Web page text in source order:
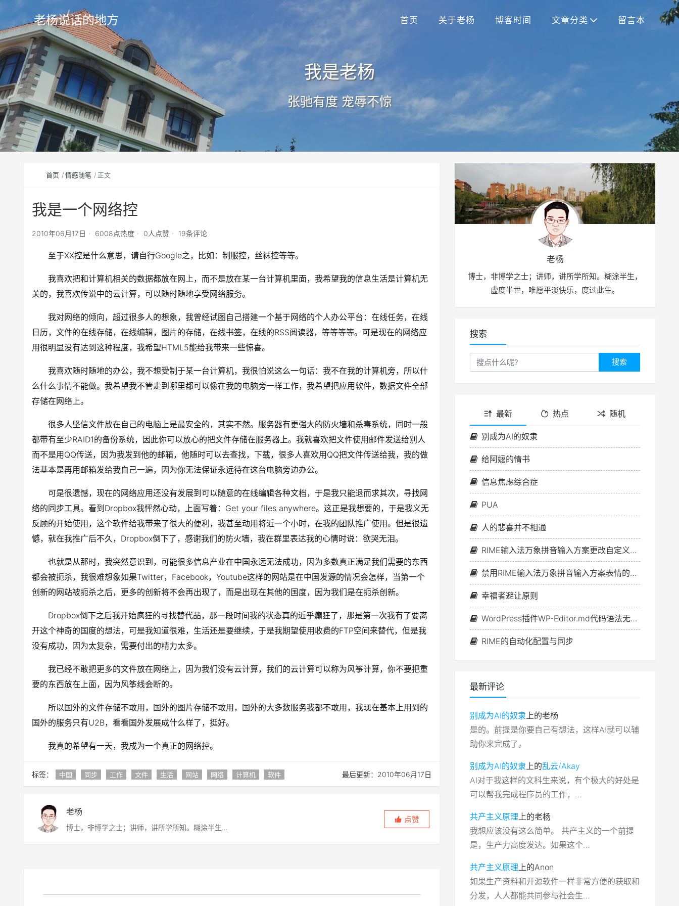
老杨说话的地方 首页 关于老杨 博客时间 文章分类 留言本
我是老杨
张驰有度 宠辱不惊
首页 情感随笔 正文
我是一个网络控
2010年06月17日 6008点热度 0人点赞 19条评论
至于XX控是什么意思，请自行Google之，比如：制服控，丝袜控等等。
我喜欢把和计算机相关的数据都放在网上，而不是放在某一台计算机里面，我希望我的信息生活是计算机无
关的，我喜欢传说中的云计算，可以随时随地享受网络服务。
我对网络的倾向，超过很多人的想象，我曾经试图自己搭建一个基于网络的个人办公平台：在线任务，在线
日历，文件的在线存储，在线编辑，图片的存储，在线书签，在线的RSS阅读器，等等等等。可是现在的网络应
用很明显没有达到这种程度，我希望HTML5能给我带来一些惊喜。
我喜欢随时随地的办公，我不想受制于某一台计算机，我很怕说这么一句话：我不在我的计算机旁，所以什
么什么事情不能做。我希望我不管走到哪里都可以像在我的电脑旁一样工作，我希望把应用软件，数据文件全部
存储在网络上。
很多人坚信文件放在自己的电脑上是最安全的，其实不然。服务器有更强大的防火墙和杀毒系统，同时一般
都带有至少RAID1的备份系统，因此你可以放心的把文件存储在服务器上。我就喜欢把文件使用邮件发送给别人
而不是用QQ传送，因为我发到他的邮箱，他随时可以去查找，下载，很多人喜欢用QQ把文件传送给我，我的做
法基本是再用邮箱发给我自己一遍，因为你无法保证永远待在这台电脑旁边办公。
可是很遗憾，现在的网络应用还没有发展到可以随意的在线编辑各种文档，于是我只能退而求其次，寻找网
络的同步工具。看到Dropbox我怦然心动，上面写着：Get your files anywhere。这正是我想要的，于是我义无
反顾的开始使用，这个软件给我带来了很大的便利，我甚至动用将近一个小时，在我的团队推广使用。但是很遗
憾，就在我推广后不久，Dropbox倒下了，感谢我们的防火墙，我在群里表达我的心情时说：欲哭无泪。
也就是从那时，我突然意识到，可能很多信息产业在中国永远无法成功，因为多数真正满足我们需要的东西
都会被扼杀，我很难想象如果Twitter，Facebook，Youtube这样的网站是在中国发源的情况会怎样，当第一个
创新的网站被扼杀之后，更多的创新将不会再出现了，而是出现在其他的国度，因为我们是在扼杀创新。
Dropbox倒下之后我开始疯狂的寻找替代品，那一段时间我的状态真的近乎癫狂了，那是第一次我有了要离
开这个神奇的国度的想法，可是我知道很难，生活还是要继续，于是我期望使用收费的FTP空间来替代，但是我
没有成功，因为太复杂，需要付出的精力太多。
我已经不敢把更多的文件放在网络上，因为我们没有云计算，我们的云计算可以称为风筝计算，你不要把重
要的东西放在上面，因为风筝线会断的。
所以国外的文件存储不敢用，国外的图片存储不敢用，国外的大多数服务我都不敢用，我现在基本上用到的
国外的服务只有U2B，看看国外发展成什么样了，挺好。
我真的希望有一天，我成为一个真正的网络控。
标签： 中国 同步 工作 文件 生活 网站 网络 计算机 软件 最后更新：2010年06月17日
老杨
博士，非博学之士；讲师，讲所学所知。糊涂半生，
点赞
老杨
博士，非博学之士；讲师，讲所学所知。糊涂半生，
虚度半世，唯愿平淡快乐，度过此生。
搜索
搜索
最新 热点 随机
别成为AI的奴隶
给阿嬷的情书
信息焦虑综合症
PUA
人的悲喜并不相通
RIME输入法万象拼音输入方案更改自定义短语文件的方法
禁用RIME输入法万象拼音输入方案表情的办法
幸福者避让原则
WordPress插件WP-Editor.md代码语法无法高亮问题的解决方案
RIME的自动化配置与同步
最新评论
别成为AI的奴隶 上的老杨
是的。前提是你要自己有想法，这样AI就可以辅
助你来完成了。
别成为AI的奴隶 上的乱云/Akay
AI对于我这样的文科生来说，有个极大的好处是
可以帮我完成程序员的工作，…
共产主义原理 上的老杨
我想应该没有这么简单。 共产主义的一个前提
是，生产力高度发达。如果这个…
共产主义原理 上的Anon
如果生产资料和开源软件一样非常方便的获取和
分发，人人都能共同参与社会生…